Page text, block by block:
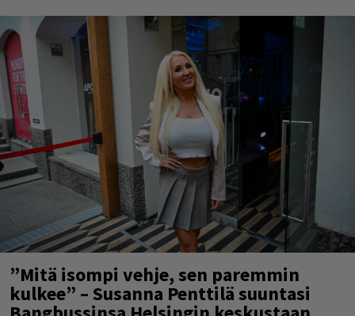
”Mitä isompi vehje, sen paremmin
kulkee” – Susanna Penttilä suuntasi